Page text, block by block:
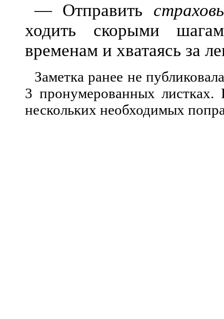
— Отправить
ходить скорыми
временам и хватаясь за
Заметка ранее не
3 пронумерованных листках.
нескольких необходимых